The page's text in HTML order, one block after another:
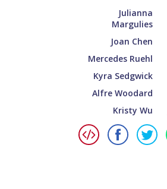
Julianna
Margulies
Joan Chen
Mercedes Ruehl
Kyra Sedgwick
Alfre Woodard
Kristy Wu